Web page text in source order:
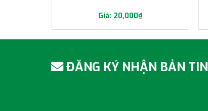
20,000₫
ĐĂNG KÝ NHẬN BẢN TIN